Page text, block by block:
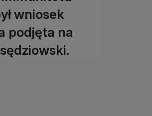
wniosek
podjęta na